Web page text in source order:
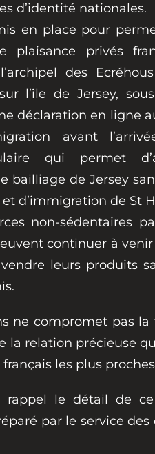
d’identité nationales.
en place pour
plaisance privés
des
l’île de Jersey,
déclaration en ligne
avant
qui permet
bailliage de Jersey
d’immigration de St
non-sédentaires
continuer à venir
leurs produits
ne compromet pas la
la relation précieuse
les plus
rappel le détail de
par le service des